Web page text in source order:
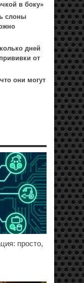
в боку»
слоны
дней
от
они могут
просто,